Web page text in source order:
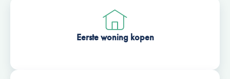
Eerste woning kopen